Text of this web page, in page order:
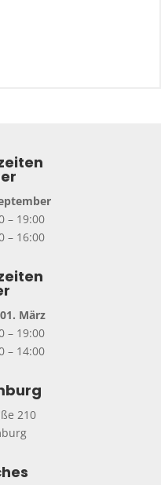
– 19:00
– 16:00
März
– 19:00
– 14:00
210